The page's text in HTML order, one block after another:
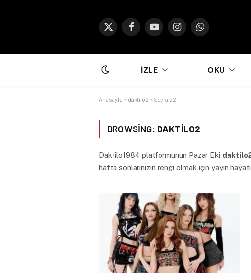
X
FacebookYouTubeInstagramWhatsApp
İZLE OKU
Anasayfa » daktilo2 » Sayfa 22
BROWSING: DAKTILO2
Daktilo1984 platformunun Pazar Eki
hafta sonlarınızın rengi olmak için yayın